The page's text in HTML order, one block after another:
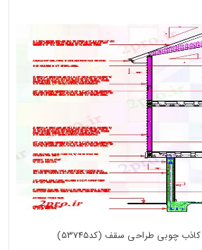
چوبی طراحی سقف (کد53745)